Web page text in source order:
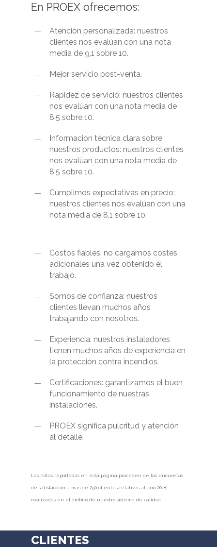
En PROEX ofrecemos:
Atención personalizada: nuestros
clientes nos evalúan con una nota
media de 9,1 sobre 10.
Mejor servicio post-venta.
Rapidez de servicio: nuestros clientes
nos evalúan con una nota media de
8,5 sobre 10.
Información técnica clara sobre
nuestros productos: nuestros clientes
nos evalúan con una nota media de
8,5 sobre 10.
Cumplimos expectativas en precio:
nuestros clientes nos evalúan con una
nota media de 8,1 sobre 10.
Costos fiables: no cargamos costes
adicionales una vez obtenido el
trabajo.
Somos de confianza: nuestros
clientes llevan muchos años
trabajando con nosotros.
Experiencia: nuestros instaladores
tienen muchos años de experiencia en
la protección contra incendios.
Certificaciones: garantizamos el buen
funcionamiento de nuestras
instalaciones.
PROEX significa pulcritud y atención
al detalle.
Las notas reportadas en esta página proceden de las encuestas
de satisfacción a más de 250 clientes relativas al año 2018,
realizadas en el ámbito de nuestro sistema de calidad.
CLIENTES